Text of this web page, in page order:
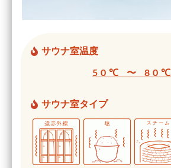
サウナ室温度
50℃ 〜 80℃
サウナ室タイプ